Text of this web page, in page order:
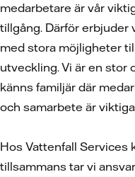
medarbetare är vår
tillgång. Därför erbjuder
med stora möjligheter
utveckling. Vi är en stor
känns familjär där
och samarbete är
Hos Vattenfall Services
tillsammans tar vi